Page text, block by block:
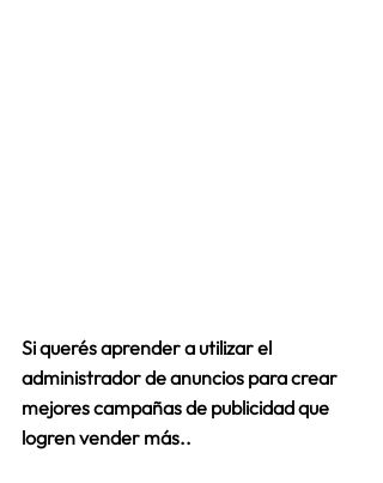
Si querés aprender a utilizar el
administrador de anuncios para crear
mejores campañas de publicidad que
logren vender más..